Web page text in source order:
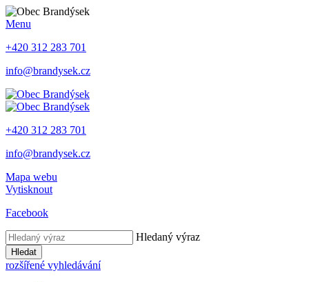
Menu
+420 312 283 701
info@brandysek.cz
+420 312 283 701
info@brandysek.cz
Mapa webu
Vytisknout
Facebook
Hledaný výraz
Hledat
rozšířené vyhledávání